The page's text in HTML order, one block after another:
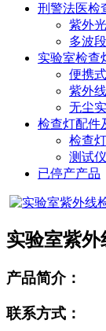
刑警法医检
紫外
多波
实验室检查
便携
紫外
无尘
检查灯配件
检查
测试
已停产产品
实验室紫外
产品简介：
联系方式：